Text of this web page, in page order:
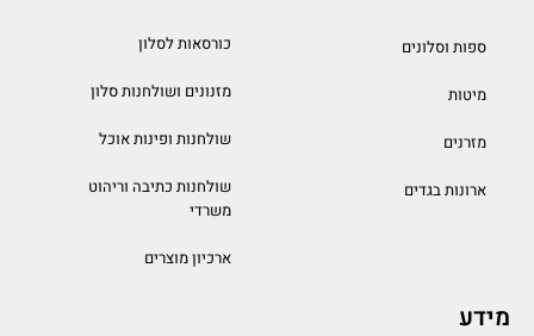
ספות וסלונים
מיטות
מזרנים
ארונות בגדים
כורסאות לסלון
מזנונים ושולחנות סלון
שולחנות ופינות אוכל
שולחנות כתיבה וריהוט
משרדי
ארכיון מוצרים
מידע